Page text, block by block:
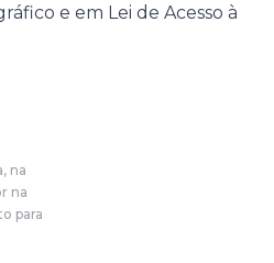
e em Lei de Acesso à
na
na
para